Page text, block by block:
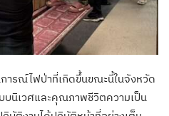
ารณ์ไฟป่าที่เกิดขึ้นขณะนี้ในจังหวัด
นิเวศและคุณภาพชีวิตความเป็น